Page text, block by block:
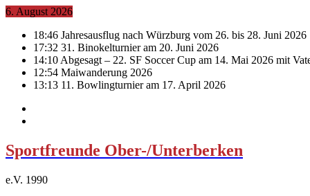
6. August 2026
18:46 Jahresausflug nach Würzburg vom 26. bis 28. Juni 2026
17:32 31. Binokelturnier am 20. Juni 2026
14:10 Abgesagt – 22. SF Soccer Cup am 14. Mai 2026 mit
12:54 Maiwanderung 2026
13:13 11. Bowlingturnier am 17. April 2026
Sportfreunde Ober-/Unterberken
e.V. 1990